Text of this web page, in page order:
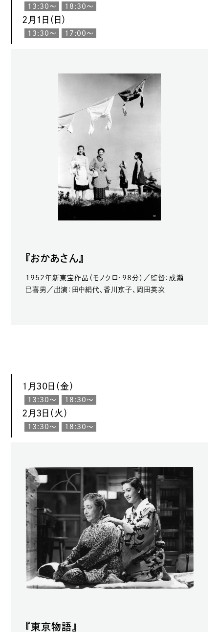
13:30〜 18:30〜
2月1日（日）
13:30〜 17:00〜
『おかあさん』
1952年新東宝作品（モノクロ・98分）／監督：成瀬
巳喜男／出演：田中絹代、香川京子、岡田英次
1月30日（金）
13:30〜 18:30〜
2月3日（火）
13:30〜 18:30〜
『東京物語』